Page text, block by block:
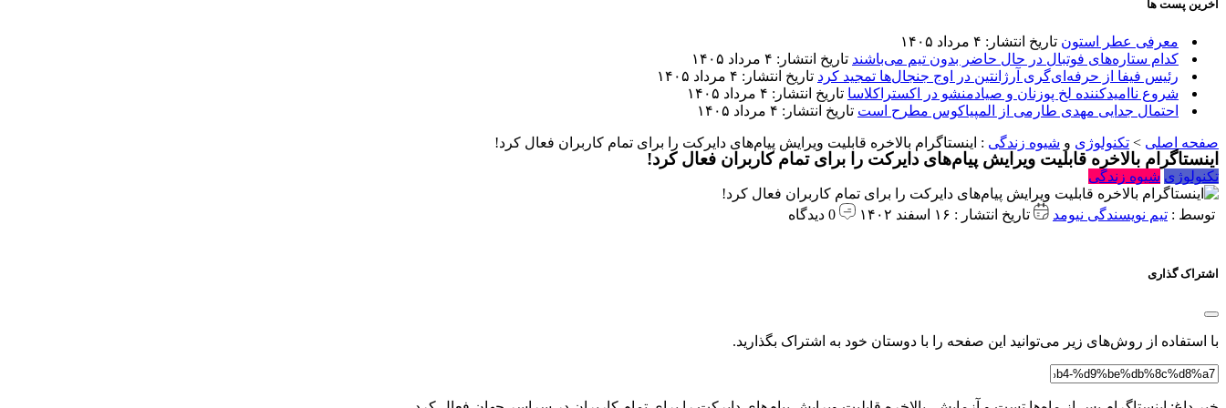
آخرین پست ها
معرفی عطر استون تاریخ انتشار: ۴ مرداد ۱۴۰۵
کدام ستاره‌های فوتبال در حال حاضر بدون تیم می‌باشند تاریخ انتشار: ۴ مرداد ۱۴۰۵
رئیس فیفا از حرفه‌ای‌گری آرژانتین در اوج جنجال‌ها تمجید کرد تاریخ انتشار: ۴ مرداد ۱۴۰۵
شروع ناامیدکننده لخ پوزنان و صیادمنشو در اکستراکلاسا تاریخ انتشار: ۴ مرداد ۱۴۰۵
احتمال جدایی مهدی طارمی از المپیاکوس مطرح است تاریخ انتشار: ۴ مرداد ۱۴۰۵
صفحه اصلی > تکنولوژی و شیوه زندگی : اینستاگرام بالاخره قابلیت ویرایش پیام‌های دایرکت را برای تمام کاربران فعال کرد!
اینستاگرام بالاخره قابلیت ویرایش پیام‌های دایرکت را برای تمام کاربران فعال کرد!
تکنولوژی شیوه زندگی
توسط : تیم نویسندگی نیومد تاریخ انتشار : ۱۶ اسفند ۱۴۰۲
اشتراک گذاری
با استفاده از روش‌های زیر می‌توانید این صفحه را با دوستان خود به اشتراک بگذارید.